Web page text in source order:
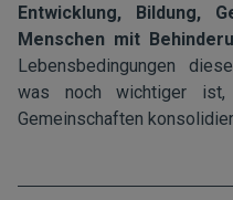
Entwicklung, Bildung,
Menschen mit
Lebensbedingungen
was noch wichtiger
Gemeinschaften